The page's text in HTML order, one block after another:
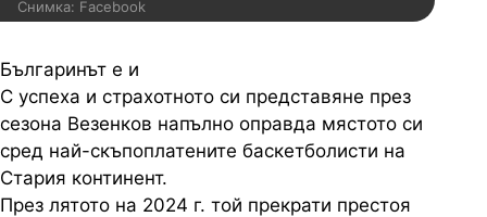
Снимка: Facebook
Българинът е и
С успеха и страхотното си представяне през
сезона Везенков напълно оправда мястото си
сред най-скъпоплатените баскетболисти на
Стария континент.
През лятото на 2024 г. той прекрати престоя